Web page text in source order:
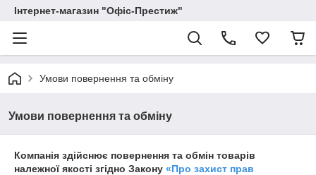
Інтернет-магазин "Офіс-Престиж"
Умови повернення та обміну
Умови повернення та обміну
Компанія здійснює повернення та обмін товарів
належної якості згідно Закону «Про захист прав